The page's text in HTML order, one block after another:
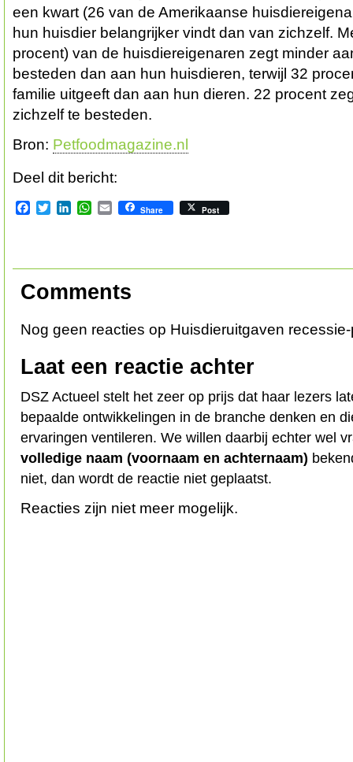
een kwart (26 van de Amerikaanse
hun huisdier belangrijker vindt dan van zichzelf.
procent) van de huisdiereigenaren zegt minder
besteden dan aan hun huisdieren, terwijl 32
familie uitgeeft dan aan hun dieren. 22 procent
zichzelf te besteden.
Bron: Petfoodmagazine.nl
Deel dit bericht:
Facebook
TwitterLinkedInWhatsApp
EmailShare Post
Comments
Nog geen reacties op Huisdieruitgaven
Laat een reactie achter
DSZ Actueel stelt het zeer op prijs dat haar lezers
bepaalde ontwikkelingen in de branche denken en
ervaringen ventileren. We willen daarbij echter wel
volledige naam (voornaam en achternaam)
niet, dan wordt de reactie niet geplaatst.
Reacties zijn niet meer mogelijk.